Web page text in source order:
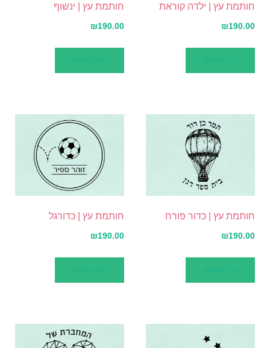
חותמת עץ | ילדה קוראת
₪190.00
עוד פרטים
חותמת עץ | ינשוף
₪190.00
עוד פרטים
חותמת עץ | כדור פורח
₪190.00
עוד פרטים
חותמת עץ | כדורגל
₪190.00
עוד פרטים